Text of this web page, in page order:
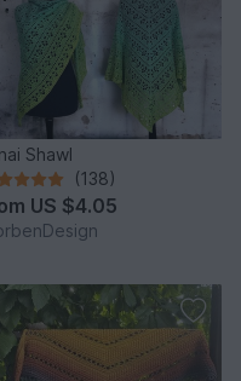
Shawl
(138)
US $4.05